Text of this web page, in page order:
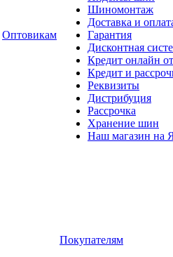
Оптовикам
Шиномонтаж
Доставка и
Гарантия
Дисконтная
Кредит онлайн
Кредит и
Реквизиты
Дистрибуция
Рассрочка
Хранение шин
Наш магазин на
Покупателям